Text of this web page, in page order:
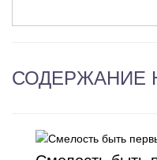
СОДЕРЖАНИЕ